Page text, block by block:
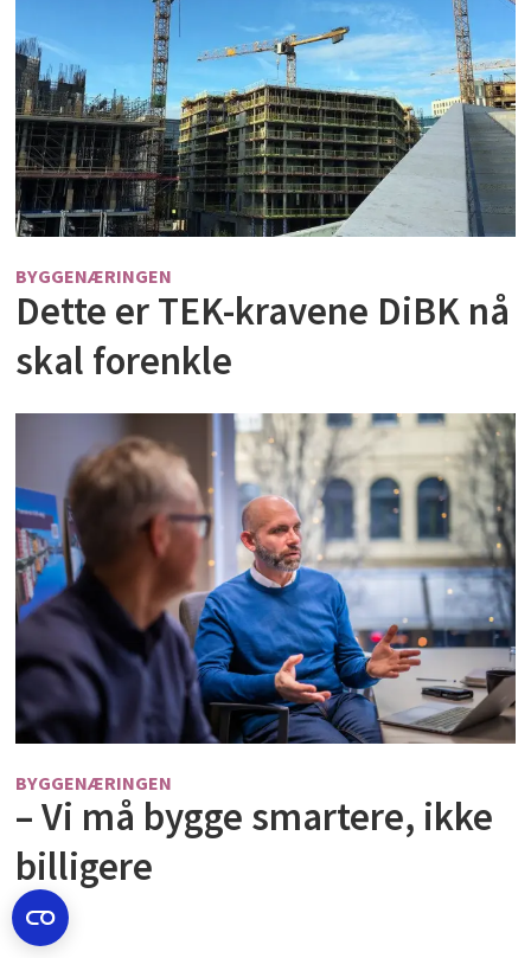
BYGGENÆRINGEN
Dette er TEK-kravene DiBK nå
skal forenkle
BYGGENÆRINGEN
– Vi må bygge smartere, ikke
billigere